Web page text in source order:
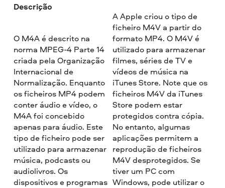
Descrição
O M4A é descrito na
norma MPEG-4 Parte 14
criada pela Organização
Internacional de
Normalização. Enquanto
os ficheiros MP4 podem
conter áudio e vídeo, o
M4A foi concebido
apenas para áudio. Este
tipo de ficheiro pode ser
utilizado para armazenar
música, podcasts ou
audiolivros. Os
dispositivos e programas
A Apple criou o tipo de
ficheiro M4V a partir do
formato MP4. O M4V é
utilizado para armazenar
filmes, séries de TV e
vídeos de música na
iTunes Store. Note que os
ficheiros M4V da iTunes
Store podem estar
protegidos contra cópia.
No entanto, algumas
aplicações permitem a
reprodução de ficheiros
M4V desprotegidos. Se
tiver um PC com
Windows, pode utilizar o